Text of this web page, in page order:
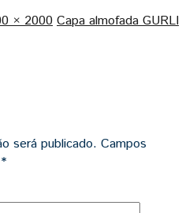
× 2000 Capa almofada GURLI
será publicado. Campos
*